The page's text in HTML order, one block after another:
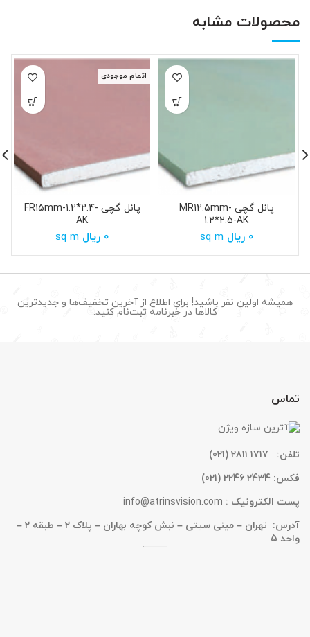
محصولات مشابه
پانل گچی MR12.5mm-
1.2*2.5-AK
0 ریال
اتمام موجودی
پانل گچی FR15mm-1.2*2.4-
AK
0 ریال
همیشه اولین نفر باشید! برای اطلاع از آخرین تخفیف‌ها و جدیدترین
کالاها در خبرنامه ثبت‌نام کنید.
تماس
تلفن: 1717 2811 (021)
فکس: 2434 2246 (021)
پست الکترونیک : info@atrinsvision.com
آدرس: تهران – مینی سیتی – نبش کوچه بهاران – پلاک 2 – طبقه 2 –
واحد 5